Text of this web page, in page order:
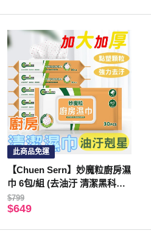
此商品免運
【Chuen Sern】妙魔粒廚房濕
巾 6包/組 (去油汙 清潔黑科技
居家清潔)-限量贈淨魔力體驗
包x10包
$799
$649